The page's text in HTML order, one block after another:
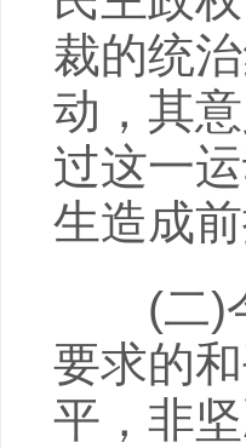
裁的统
动，其
过这一
生造成
(二)今
要求的
平，非